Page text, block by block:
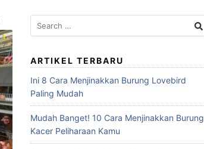
Search
for:
ARTIKEL TERBARU
Ini 8 Cara Menjinakkan Burung Lovebird
Paling Mudah
Mudah Banget! 10 Cara Menjinakkan Burung
Kacer Peliharaan Kamu